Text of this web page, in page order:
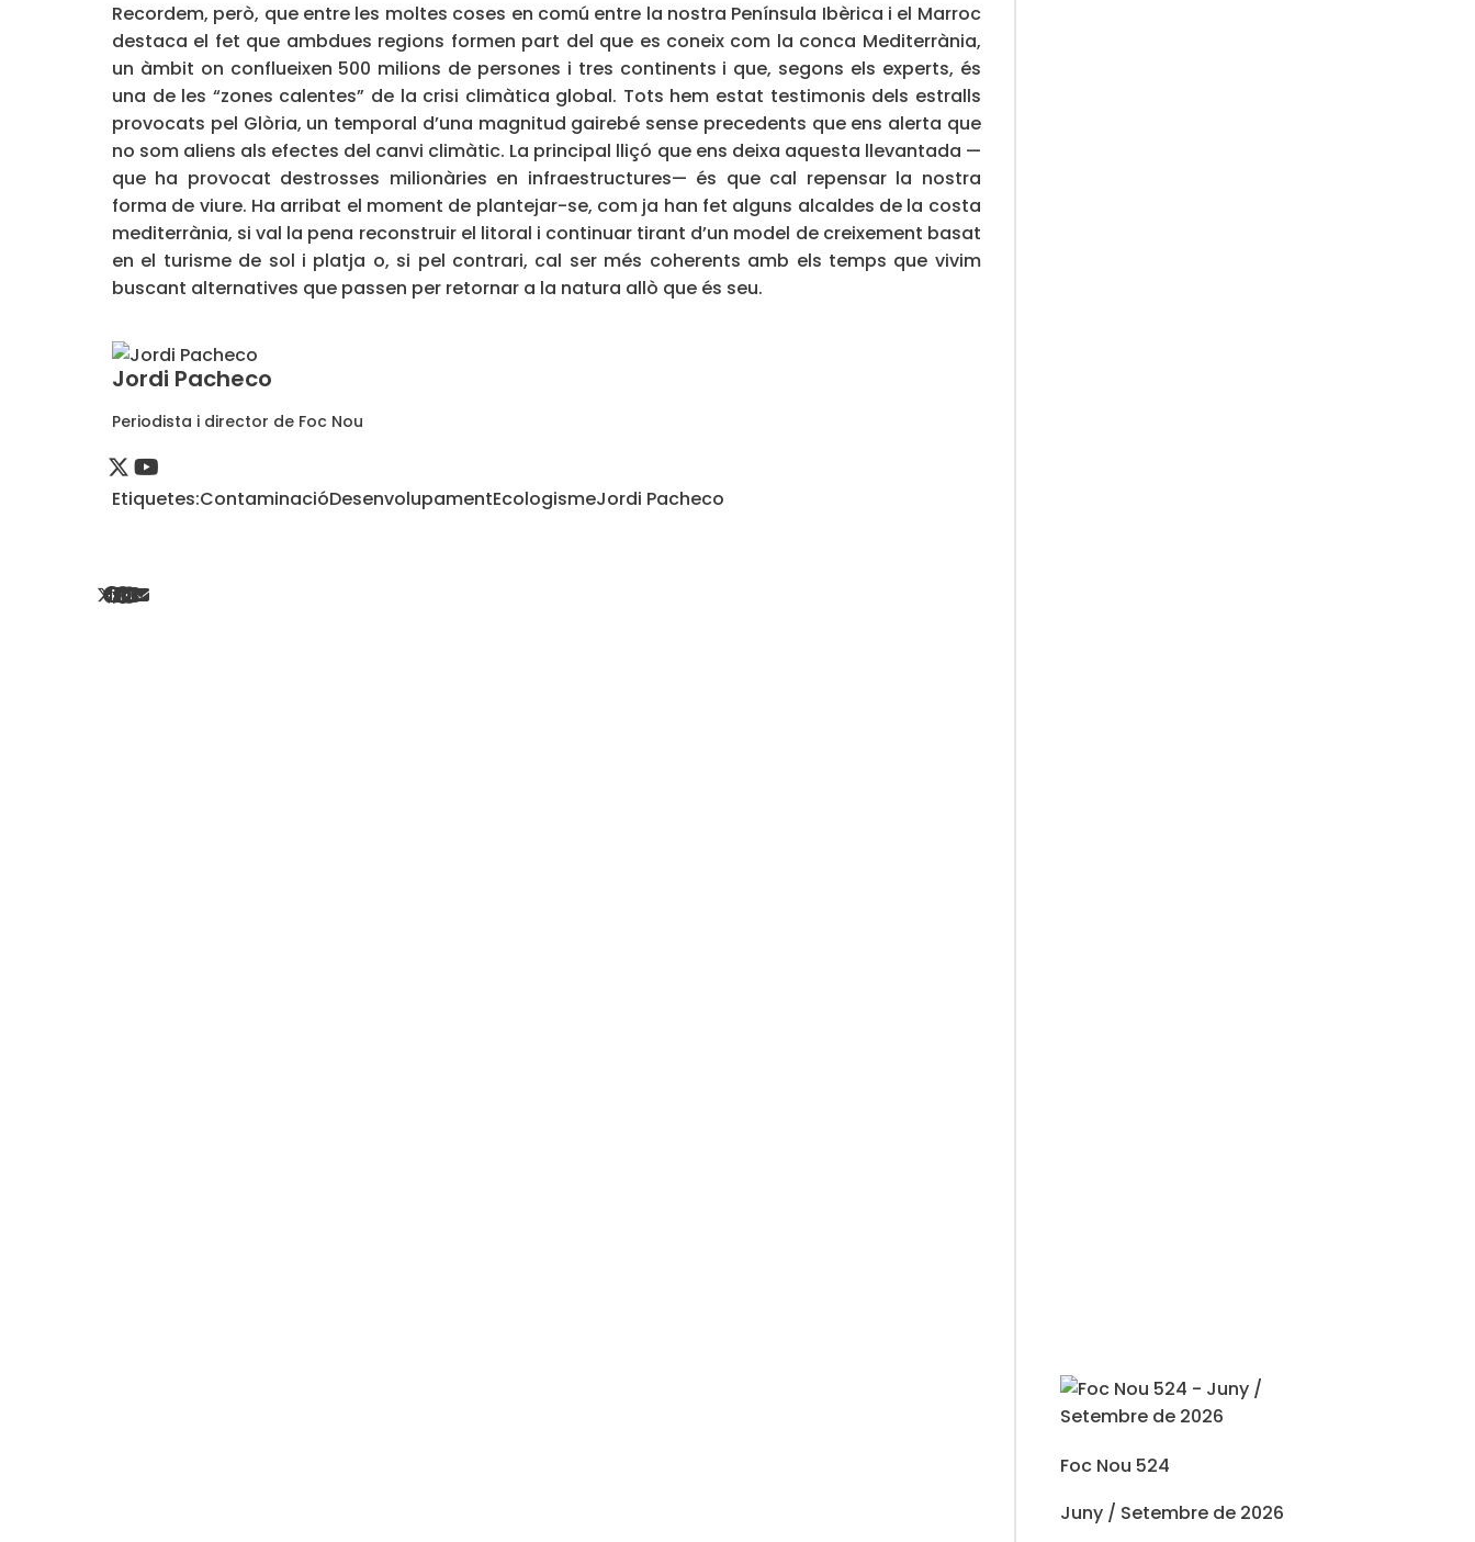
Recordem, però, que entre les moltes coses en comú entre la nostra Península Ibèrica i el Marroc
destaca el fet que ambdues regions formen part del que es coneix com la conca Mediterrània,
un àmbit on conflueixen 500 milions de persones i tres continents i que, segons els experts, és
una de les “zones calentes” de la crisi climàtica global. Tots hem estat testimonis dels estralls
provocats pel Glòria, un temporal d’una magnitud gairebé sense precedents que ens alerta que
no som aliens als efectes del canvi climàtic. La principal lliçó que ens deixa aquesta llevantada —
que ha provocat destrosses milionàries en infraestructures— és que cal repensar la nostra
forma de viure. Ha arribat el moment de plantejar-se, com ja han fet alguns alcaldes de la costa
mediterrània, si val la pena reconstruir el litoral i continuar tirant d’un model de creixement basat
en el turisme de sol i platja o, si pel contrari, cal ser més coherents amb els temps que vivim
buscant alternatives que passen per retornar a la natura allò que és seu.
Jordi Pacheco
Periodista i director de Foc Nou
Etiquetes:ContaminacióDesenvolupamentEcologismeJordi Pacheco
Foc Nou 524
Juny / Setembre de 2026